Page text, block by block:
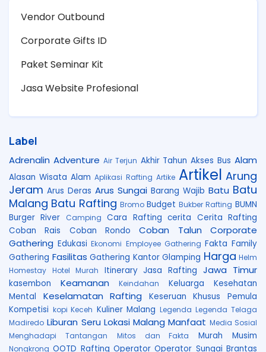
Vendor Outbound
Corporate Gifts ID
Paket Seminar Kit
Jasa Website Profesional
Label
Adrenalin Adventure Air Terjun Akhir Tahun Akses Bus Alam
Alasan Wisata Alam Aplikasi Rafting Artike Artikel Arung
Jeram Arus Deras Arus Sungai Barang Wajib Batu Batu
Malang Batu Rafting Bromo Budget Bukber Rafting BUMN
Burger River
Camping Cara Rafting cerita Cerita Rafting
Coban Rais
Coban Rondo Coban Talun
Corporate
Gathering Edukasi Ekonomi Employee Gathering Fakta Family
Gathering Fasilitas Gathering Kantor Glamping Harga Helm
Homestay Hotel Murah Itinerary Jasa Rafting Jawa Timur
kasembon Keamanan Keindahan Keluarga
Kesehatan
Mental
Keselamatan Rafting Keseruan
Khusus Pemula
Kompetisi kopi Keceh Kuliner Malang Legenda Legenda Telaga
Madiredo Liburan Seru Lokasi Malang Manfaat Media Sosial
Menghadapi Tantangan
Mitos dan Fakta Murah Musim
Nongkrong OOTD Rafting Operator Operator Sungai Brantas